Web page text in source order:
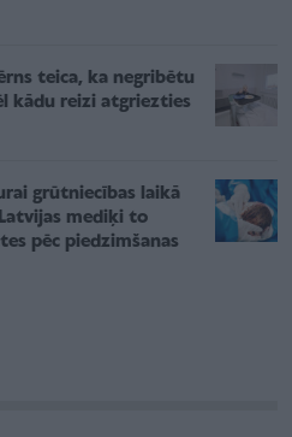
teica, ka negribētu
kādu reizi atgriezties
grūtniecības laikā
mediķi to
pēc piedzimšanas